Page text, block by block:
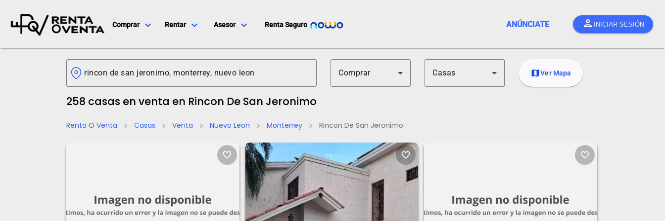
Comprar expand_more Rentar expand_more Asesor expand_more Renta Seguro ANÚNCIATE person INICIAR SESIÓN
Comprar Casas mapVer Mapa
258 casas en venta en Rincon De San Jeronimo
Renta O Venta chevron_right Casas chevron_right Venta chevron_right Nuevo Leon chevron_right Monterrey chevron_right Rincon De San Jeronimo
favorite_border favorite_border favorite_border